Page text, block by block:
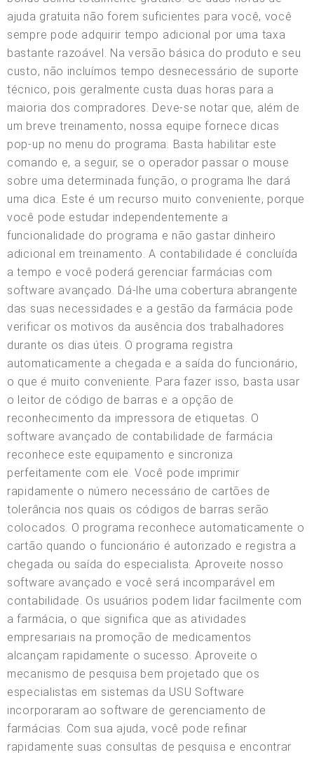
ajuda gratuita não forem suficientes para você, você
sempre pode adquirir tempo adicional por uma taxa
bastante razoável. Na versão básica do produto e seu
custo, não incluímos tempo desnecessário de suporte
técnico, pois geralmente custa duas horas para a
maioria dos compradores. Deve-se notar que, além de
um breve treinamento, nossa equipe fornece dicas
pop-up no menu do programa. Basta habilitar este
comando e, a seguir, se o operador passar o mouse
sobre uma determinada função, o programa lhe dará
uma dica. Este é um recurso muito conveniente, porque
você pode estudar independentemente a
funcionalidade do programa e não gastar dinheiro
adicional em treinamento. A contabilidade é concluída
a tempo e você poderá gerenciar farmácias com
software avançado. Dá-lhe uma cobertura abrangente
das suas necessidades e a gestão da farmácia pode
verificar os motivos da ausência dos trabalhadores
durante os dias úteis. O programa registra
automaticamente a chegada e a saída do funcionário,
o que é muito conveniente. Para fazer isso, basta usar
o leitor de código de barras e a opção de
reconhecimento da impressora de etiquetas. O
software avançado de contabilidade de farmácia
reconhece este equipamento e sincroniza
perfeitamente com ele. Você pode imprimir
rapidamente o número necessário de cartões de
tolerância nos quais os códigos de barras serão
colocados. O programa reconhece automaticamente o
cartão quando o funcionário é autorizado e registra a
chegada ou saída do especialista. Aproveite nosso
software avançado e você será incomparável em
contabilidade. Os usuários podem lidar facilmente com
a farmácia, o que significa que as atividades
empresariais na promoção de medicamentos
alcançam rapidamente o sucesso. Aproveite o
mecanismo de pesquisa bem projetado que os
especialistas em sistemas da USU Software
incorporaram ao software de gerenciamento de
farmácias. Com sua ajuda, você pode refinar
rapidamente suas consultas de pesquisa e encontrar